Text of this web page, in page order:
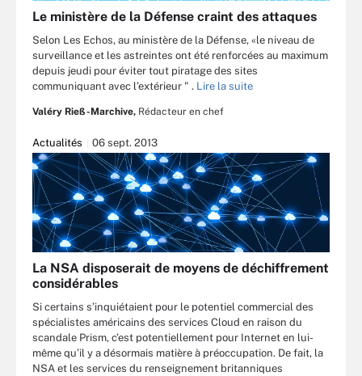
Le ministère de la Défense craint des attaques
Selon Les Echos, au ministère de la Défense, «le niveau de
surveillance et les astreintes ont été renforcées au maximum
depuis jeudi pour éviter tout piratage des sites
communiquant avec l’extérieur " . Lire la suite
Valéry Rieß-Marchive, Rédacteur en chef
Actualités 06 sept. 2013
La NSA disposerait de moyens de déchiffrement
considérables
Si certains s’inquiétaient pour le potentiel commercial des
spécialistes américains des services Cloud en raison du
scandale Prism, c’est potentiellement pour Internet en lui-
même qu’il y a désormais matière à préoccupation. De fait, la
NSA et les services du renseignement britanniques